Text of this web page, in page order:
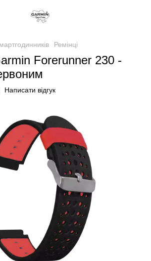
Ремінці
Forerunner 230 -
Написати відгук